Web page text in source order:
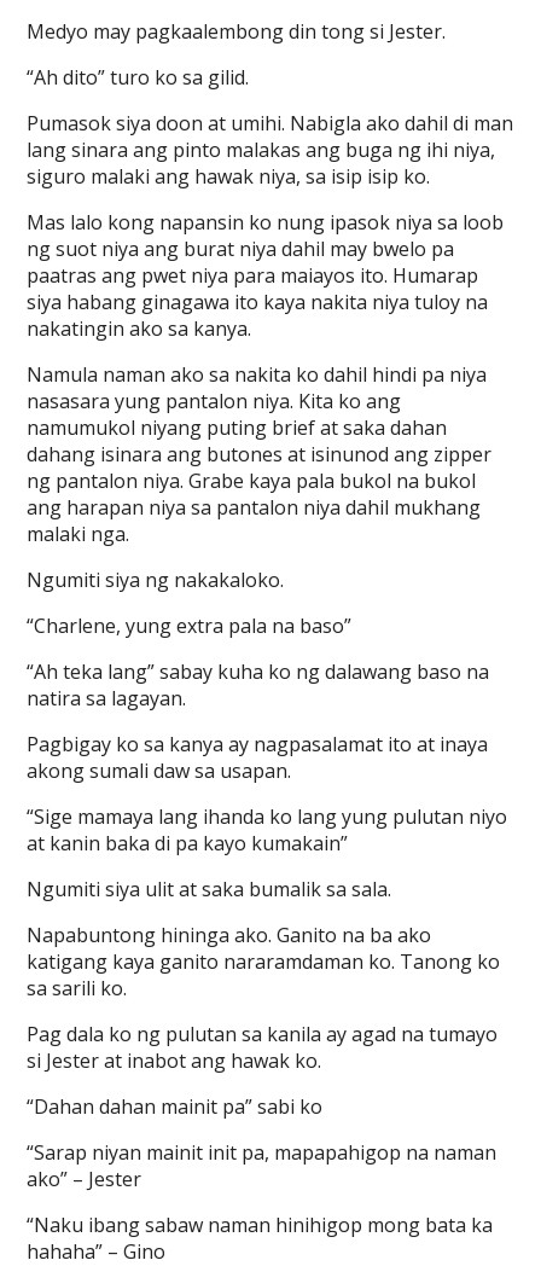
Medyo may pagkaalembong din tong si Jester.
“Ah dito” turo ko sa gilid.
Pumasok siya doon at umihi. Nabigla ako dahil di man
lang sinara ang pinto malakas ang buga ng ihi niya,
siguro malaki ang hawak niya, sa isip isip ko.
Mas lalo kong napansin ko nung ipasok niya sa loob
ng suot niya ang burat niya dahil may bwelo pa
paatras ang pwet niya para maiayos ito. Humarap
siya habang ginagawa ito kaya nakita niya tuloy na
nakatingin ako sa kanya.
Namula naman ako sa nakita ko dahil hindi pa niya
nasasara yung pantalon niya. Kita ko ang
namumukol niyang puting brief at saka dahan
dahang isinara ang butones at isinunod ang zipper
ng pantalon niya. Grabe kaya pala bukol na bukol
ang harapan niya sa pantalon niya dahil mukhang
malaki nga.
Ngumiti siya ng nakakaloko.
“Charlene, yung extra pala na baso”
“Ah teka lang” sabay kuha ko ng dalawang baso na
natira sa lagayan.
Pagbigay ko sa kanya ay nagpasalamat ito at inaya
akong sumali daw sa usapan.
“Sige mamaya lang ihanda ko lang yung pulutan niyo
at kanin baka di pa kayo kumakain”
Ngumiti siya ulit at saka bumalik sa sala.
Napabuntong hininga ako. Ganito na ba ako
katigang kaya ganito nararamdaman ko. Tanong ko
sa sarili ko.
Pag dala ko ng pulutan sa kanila ay agad na tumayo
si Jester at inabot ang hawak ko.
“Dahan dahan mainit pa” sabi ko
“Sarap niyan mainit init pa, mapapahigop na naman
ako” – Jester
“Naku ibang sabaw naman hinihigop mong bata ka
hahaha” – Gino